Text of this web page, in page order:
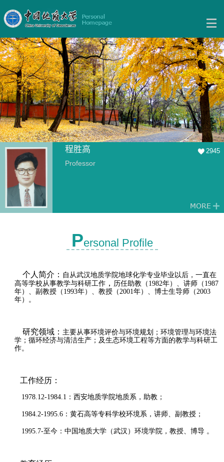
程胜高 2945
Professor
Personal Profile